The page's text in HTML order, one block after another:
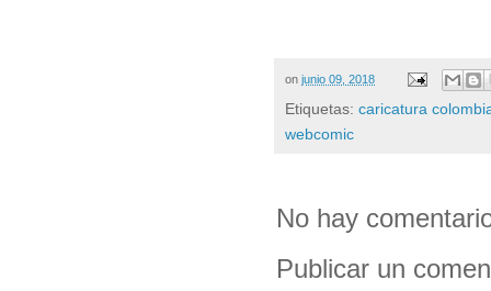
on junio 09, 2018
Etiquetas: caricatura
webcomic
No hay
Publicar un